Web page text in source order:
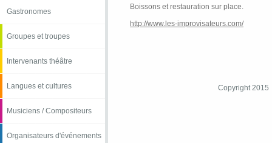
Gastronomes
Groupes et troupes
Intervenants théâtre
Langues et cultures
Musiciens / Compositeurs
Organisateurs d'événements
Boissons et restauration sur place.
http://www.les-improvisateurs.com/
Copyright 2015